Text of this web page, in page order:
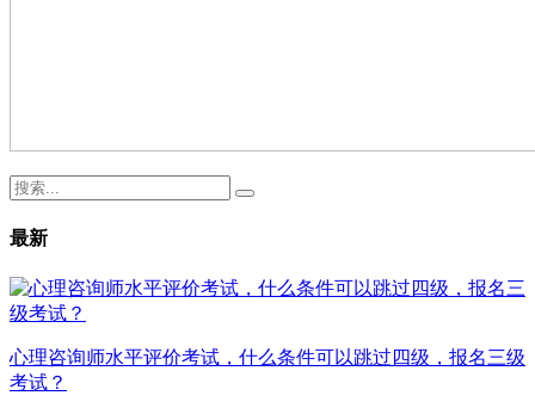
最新
心理咨询师水平评价考试，什么条件可以跳过四级，报名三级
考试？